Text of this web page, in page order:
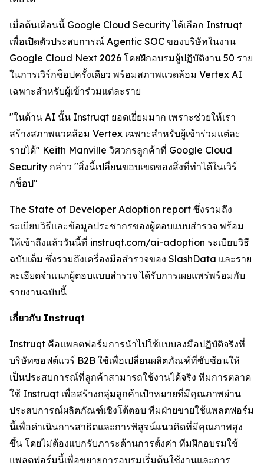
เมื่อต้นเดือนนี้ Google Cloud Security ได้เลือก Instruqt
เพื่อเปิดตัวประสบการณ์ Agentic SOC ของบริษัทในงาน
Google Cloud Next 2026 โดยฝึกอบรมผู้ปฏิบัติงาน 50 ราย
ในการเวิร์กช็อปครั้งเดียว พร้อมสภาพแวดล้อม Vertex AI
เฉพาะสำหรับผู้เข้าร่วมแต่ละราย
"ในด้าน AI นั้น Instruqt ยอดเยี่ยมมาก เพราะช่วยให้เรา
สร้างสภาพแวดล้อม Vertex เฉพาะสำหรับผู้เข้าร่วมแต่ละ
รายได้" Keith Manville วิศวกรลูกค้าที่ Google Cloud
Security กล่าว "สิ่งนี้เปลี่ยนขอบเขตของสิ่งที่ทำได้ในเวิร์
กช็อป"
The State of Developer Adoption report ซึ่งรวมถึง
ระเบียบวิธีและข้อมูลประชากรของผู้ตอบแบบสำรวจ พร้อม
ให้เข้าถึงแล้ววันนี้ที่ instruqt.com/ai-adoption ระเบียบวิธี
ฉบับเต็ม ซึ่งรวมถึงเครื่องมือสำรวจของ SlashData และราย
ละเอียดจำแนกผู้ตอบแบบสำรวจ ได้รับการเผยแพร่พร้อมกับ
รายงานฉบับนี้
เกี่ยวกับ Instruqt
Instruqt คือแพลตฟอร์มการนำไปใช้แบบลงมือปฏิบัติจริงที่
บริษัทซอฟต์แวร์ B2B ใช้เพื่อเปลี่ยนผลิตภัณฑ์ที่ซับซ้อนให้
เป็นประสบการณ์ที่ลูกค้าสามารถใช้งานได้จริง ทีมการตลาด
ใช้ Instruqt เพื่อสร้างกลุ่มลูกค้าเป้าหมายที่มีคุณภาพผ่าน
ประสบการณ์ผลิตภัณฑ์เชิงโต้ตอบ ทีมฝ่ายขายใช้แพลตฟอร์ม
นี้เพื่อดำเนินการสาธิตและการพิสูจน์แนวคิดที่มีคุณภาพสูง
ขึ้น โดยไม่ต้องแบกรับภาระด้านการตั้งค่า ทีมฝึกอบรมใช้
แพลตฟอร์มนี้เพื่อขยายการอบรมเริ่มต้นใช้งานและการ